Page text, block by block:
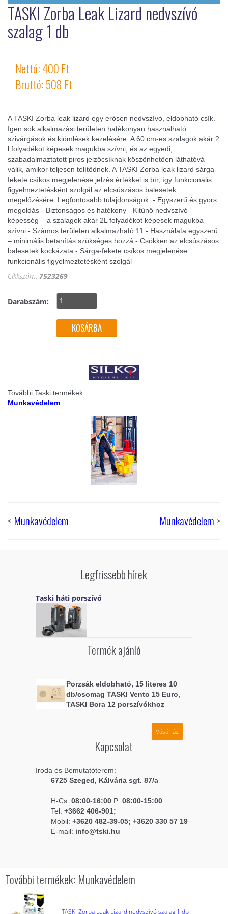
TASKI Zorba Leak Lizard nedvszívó
szalag 1 db
Nettó: 400 Ft
Bruttó: 508 Ft
A TASKI Zorba leak lizard egy erősen nedvszívó, eldobható csík.
Igen sok alkalmazási területen hatékonyan használható
szivárgások és kiömlések kezelésére. A 60 cm-es szalagok akár 2
l folyadékot képesek magukba szívni, és az egyedi,
szabadalmaztatott piros jelzőcsíknak köszönhetően láthatóvá
válik, amikor teljesen telítődnek. A TASKI Zorba leak lizard sárga-
fekete csíkos megjelenése jelzés értékkel is bír, így funkcionális
figyelmeztetésként szolgál az elcsúszásos balesetek
megelőzésére. Legfontosabb tulajdonságok: - Egyszerű és gyors
megoldás - Biztonságos és hatékony - Kitűnő nedvszívó
képesség – a szalagok akár 2L folyadékot képesek magukba
szívni - Számos területen alkalmazható 11 - Használata egyszerű
– minimális betanítás szükséges hozzá - Csökken az elcsúszásos
balesetek kockázata - Sárga-fekete csíkos megjelenése
funkcionális figyelmeztetésként szolgál
Cikkszám: 7523269
Darabszám:
További Taski termékek:
Munkavédelem
< Munkavédelem Munkavédelem>
Legfrissebb hírek
Taski háti porszívó
Termék ajánló
Porzsák eldobható, 15 literes 10
db/csomag TASKI Vento 15 Euro,
TASKI Bora 12 porszívókhoz
Vásárlás
Kapcsolat
Iroda és Bemutatóterem:
6725 Szeged, Kálvária sgt. 87/a
H-Cs: 08:00-16:00 P: 08:00-15:00
Tel: +3662 406-901;
Mobil: +3620 482-39-05; +3620 330 57 19
E-mail: info@tski.hu
További termékek: Munkavédelem
TASKI Zorba Leak Lizard nedvszívó szalag 1 db